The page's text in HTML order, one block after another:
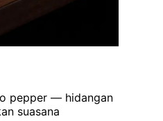
pepper — hidangan
suasana